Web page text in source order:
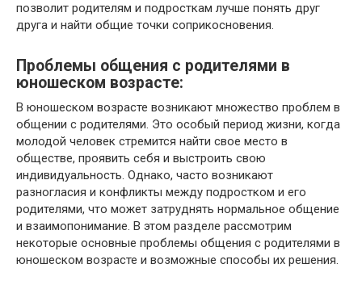
позволит родителям и подросткам лучше понять друг
друга и найти общие точки соприкосновения.
Проблемы общения с родителями в
юношеском возрасте:
В юношеском возрасте возникают множество проблем в
общении с родителями. Это особый период жизни, когда
молодой человек стремится найти свое место в
обществе, проявить себя и выстроить свою
индивидуальность. Однако, часто возникают
разногласия и конфликты между подростком и его
родителями, что может затруднять нормальное общение
и взаимопонимание. В этом разделе рассмотрим
некоторые основные проблемы общения с родителями в
юношеском возрасте и возможные способы их решения.